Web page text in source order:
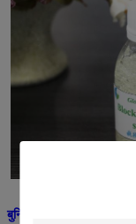
बुनियादी जानकारी: